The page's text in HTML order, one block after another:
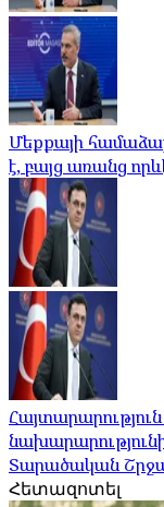
Մեքքայի
է, բայց առանց
Տարածական
Հետազոտել